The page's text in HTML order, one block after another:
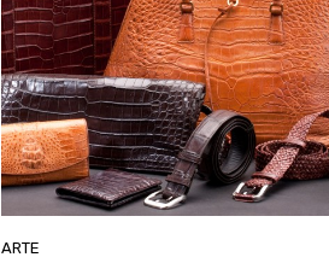
ARTE